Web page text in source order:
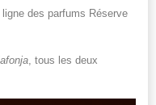
des parfums Réserve
, tous les deux